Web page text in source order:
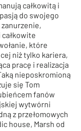
całkowitą i
do swojego
zanurzenie,
które
niż tylko kariera,
pracę i realizacja
nieposkromioną
się Tom
fanów
wytwórni
z przełomowych
house, Marsh od